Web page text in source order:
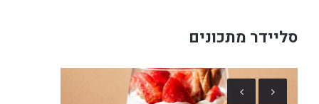
סליידר מתכונים